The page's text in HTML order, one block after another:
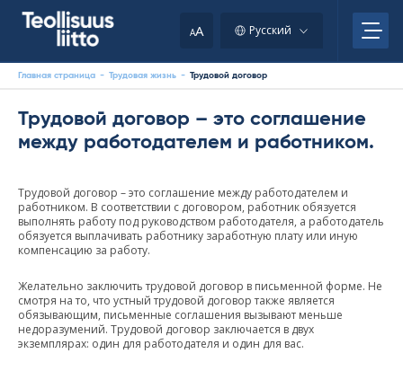
AA Русский
Главная страница - Трудовая жизнь - Трудовой договор
Трудовой договор – это соглашение
между работодателем и работником.
Трудовой договор – это соглашение между работодателем и
работником. В соответствии с договором, работник обязуется
выполнять работу под руководством работодателя, а работодатель
обязуется выплачивать работнику заработную плату или иную
компенсацию за работу.
Желательно заключить трудовой договор в письменной форме. Не
смотря на то, что устный трудовой договор также является
обязывающим, письменные соглашения вызывают меньше
недоразумений. Трудовой договор заключается в двух
экземплярах: один для работодателя и один для вас.